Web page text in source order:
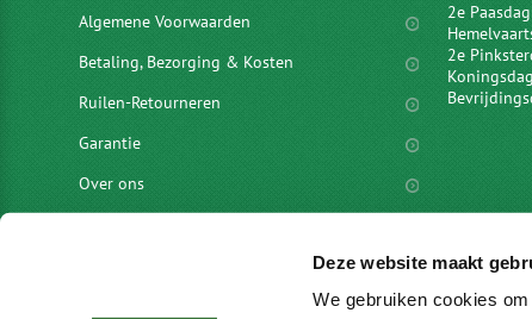
Deze website maakt
We gebruiken cookies
Algemene Voorwaarden
Betaling, Bezorging & Kosten
Ruilen-Retourneren
Garantie
Over ons
2e
2e